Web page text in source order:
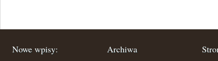
Nowe wpisy: Archiwa